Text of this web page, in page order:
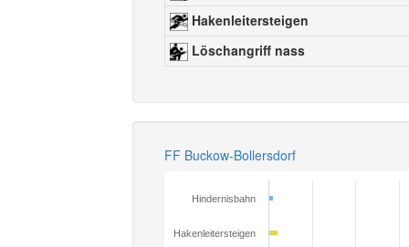
Hakenleitersteigen
Löschangriff nass
FF Buckow-Bollersdorf
Hindernisbahn
Hakenleitersteigen